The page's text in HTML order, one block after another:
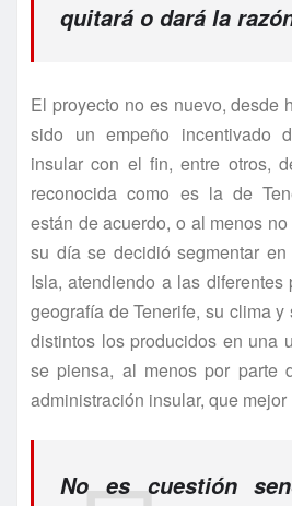
quitará o dará la
El proyecto no es nuevo, desde
sido un empeño incentivado
insular con el fin, entre otros,
reconocida como es la de
están de acuerdo, o al menos
su día se decidió segmentar
Isla, atendiendo a las
geografía de Tenerife, su clima
distintos los producidos en una
se piensa, al menos por parte
administración insular, que mejor
No es cuestión